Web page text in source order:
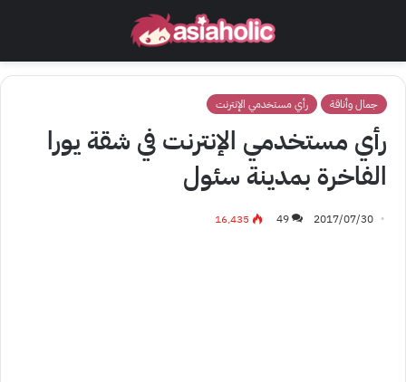
جمال وأناقة رأي مستخدمي الإنترنت
رأي مستخدمي الإنترنت في شقة يورا
الفاخرة بمدينة سئول
2017/07/30
49 16٬435